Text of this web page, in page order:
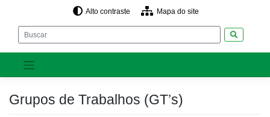
Alto contraste Mapa do site
Grupos de Trabalhos (GT’s)